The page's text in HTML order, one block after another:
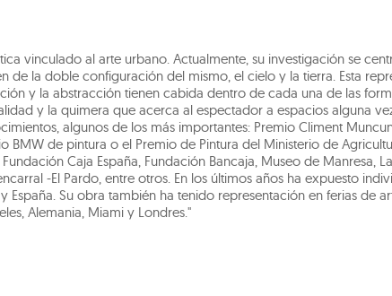
vinculado al arte urbano. Actualmente, su investigación se
de la doble configuración del mismo, el cielo y la tierra. Esta
y la abstracción tienen cabida dentro de cada una de las
y la quimera que acerca al espectador a espacios alguna
algunos de los más importantes: Premio Climent
BMW de pintura o el Premio de Pintura del Ministerio de
Caja España, Fundación Bancaja, Museo de Manresa,
-El Pardo, entre otros. En los últimos años ha expuesto
y España. Su obra también ha tenido representación en ferias de
Alemania, Miami y Londres."